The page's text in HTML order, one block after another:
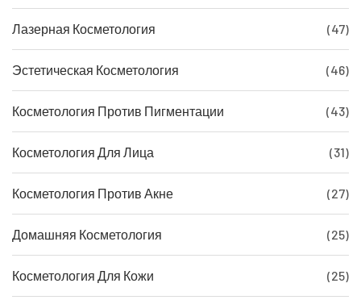
Лазерная Косметология (47)
Эстетическая Косметология (46)
Косметология Против Пигментации (43)
Косметология Для Лица (31)
Косметология Против Акне (27)
Домашняя Косметология (25)
Косметология Для Кожи (25)